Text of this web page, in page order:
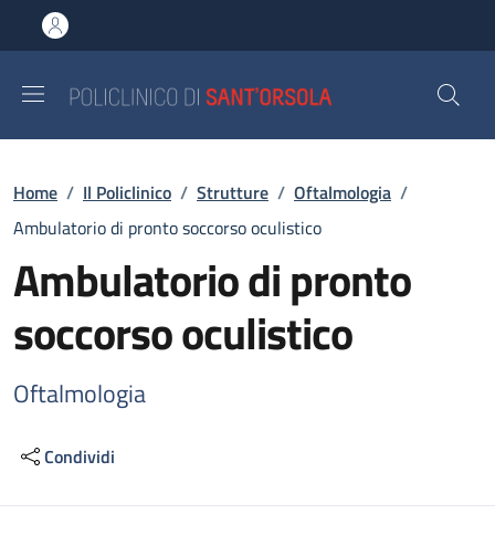
al contenuto principale
to footer content
Briciole di pane
Home / Il Policlinico / Strutture / Oftalmologia /
Ambulatorio di pronto soccorso oculistico
Ambulatorio di pronto
soccorso oculistico
Oftalmologia
Condividi